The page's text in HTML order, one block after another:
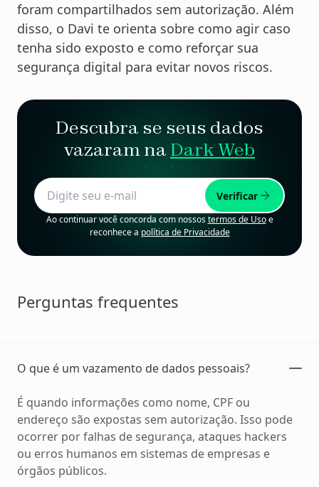
foram compartilhados sem autorização. Além
disso, o Davi te orienta sobre como agir caso
tenha sido exposto e como reforçar sua
segurança digital para evitar novos riscos.
Descubra se seus dados
vazaram na Dark Web
Verificar
Ao continuar você concorda com nossostermos de Usoe
reconhece a política de Privacidade
Perguntas frequentes
O que é um vazamento de dados pessoais?
É quando informações como nome, CPF ou
endereço são expostas sem autorização. Isso pode
ocorrer por falhas de segurança, ataques hackers
ou erros humanos em sistemas de empresas e
órgãos públicos.